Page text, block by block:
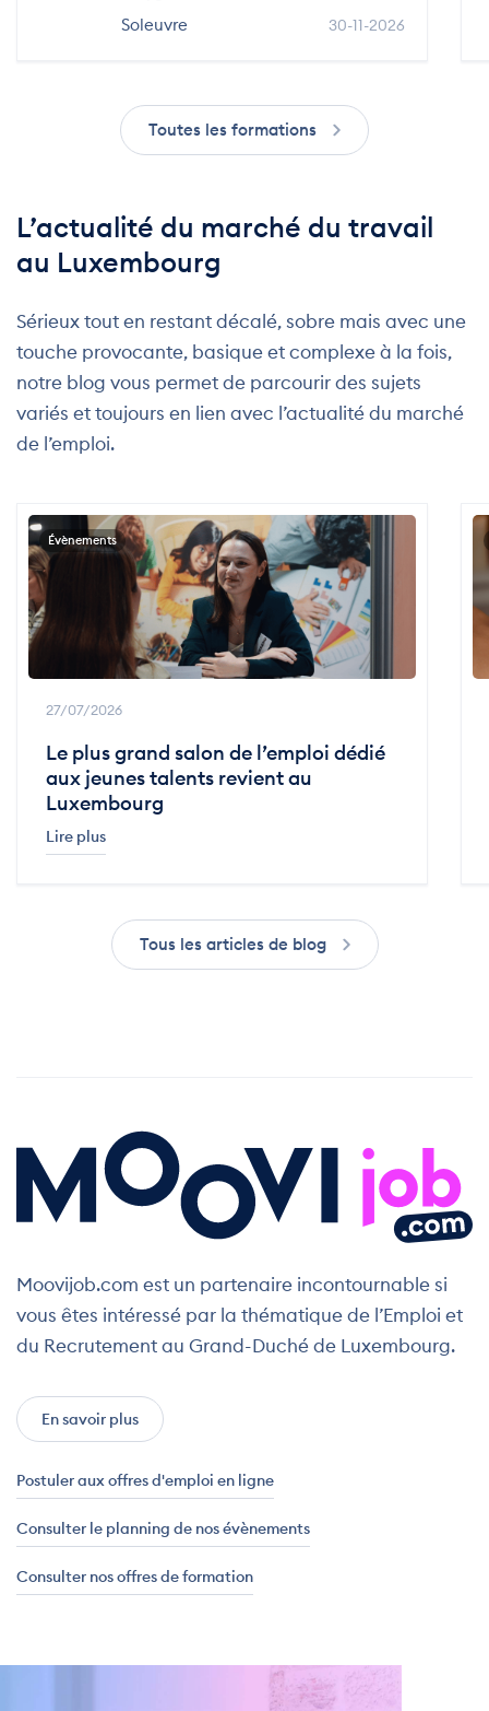
Soleuvre
30-11-2026
Toutes les formations
L’actualité du marché du travail
au Luxembourg
Sérieux tout en restant décalé, sobre mais avec une
touche provocante, basique et complexe à la fois,
notre blog vous permet de parcourir des sujets
variés et toujours en lien avec l’actualité du marché
de l’emploi.
Évènements
27/07/2026
Le plus grand salon de l’emploi dédié
aux jeunes talents revient au
Luxembourg
Lire plus
Tous les articles de blog
Moovijob.com est un partenaire incontournable si
vous êtes intéressé par la thématique de l’Emploi et
du Recrutement au Grand-Duché de Luxembourg.
En savoir plus
Postuler aux offres d'emploi en ligne
Consulter le planning de nos évènements
Consulter nos offres de formation